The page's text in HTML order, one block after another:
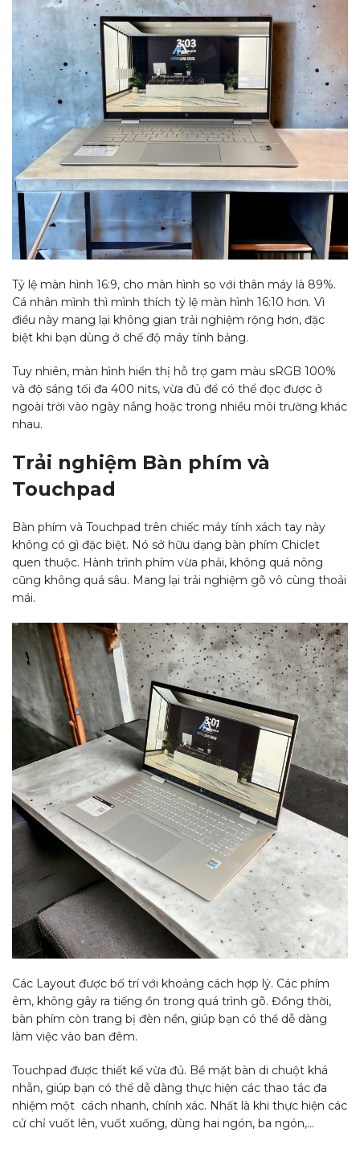
Tỷ lệ màn hình 16:9, cho màn hình so với thân máy là 89%.
Cá nhân mình thì mình thích tỷ lệ màn hình 16:10 hơn. Vì
điều này mang lại không gian trải nghiệm rộng hơn, đặc
biệt khi bạn dùng ở chế độ máy tính bảng.
Tuy nhiên, màn hình hiển thị hỗ trợ gam màu sRGB 100%
và độ sáng tối đa 400 nits, vừa đủ để có thể đọc được ở
ngoài trời vào ngày nắng hoặc trong nhiều môi trường khác
nhau.
Trải nghiệm Bàn phím và
Touchpad
Bàn phím và Touchpad trên chiếc máy tính xách tay này
không có gì đặc biệt. Nó sở hữu dạng bàn phím Chiclet
quen thuộc. Hành trình phím vừa phải, không quá nông
cũng không quá sâu. Mang lại trải nghiệm gõ vô cùng thoải
mái.
Các Layout được bố trí với khoảng cách hợp lý. Các phím
êm, không gây ra tiếng ồn trong quá trình gõ. Đồng thời,
bàn phím còn trang bị đèn nền, giúp bạn có thể dễ dàng
làm việc vào ban đêm.
Touchpad được thiết kế vừa đủ. Bề mặt bàn di chuột khá
nhẵn, giúp bạn có thể dễ dàng thực hiện các thao tác đa
nhiệm một cách nhanh, chính xác. Nhất là khi thực hiện các
cử chỉ vuốt lên, vuốt xuống, dùng hai ngón, ba ngón,…